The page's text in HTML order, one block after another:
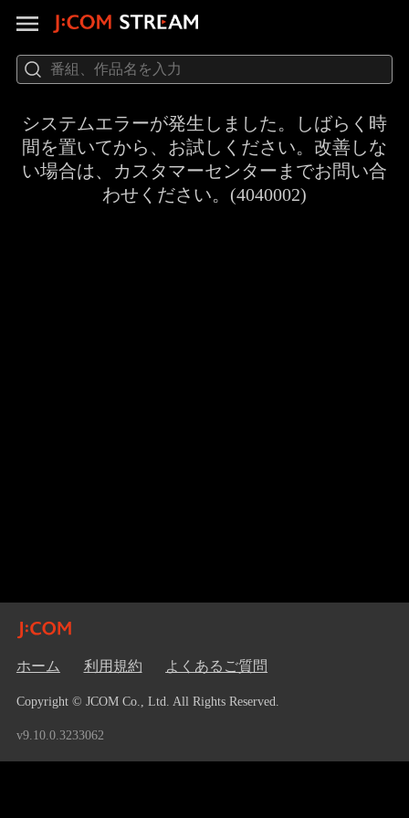
システムエラーが発生しました。しばらく時
間を置いてから、お試しください。改善しな
い場合は、カスタマーセンターまでお問い合
わせください。(4040002)
ホーム 利用規約 よくあるご質問
Copyright © JCOM Co., Ltd. All Rights Reserved.
v9.10.0.3233062